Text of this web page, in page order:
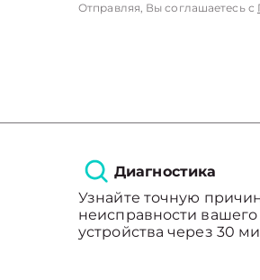
Отправляя, Вы соглашаетесь с
Диагностика
Узнайте точную
неисправности вашего
устройства через 30